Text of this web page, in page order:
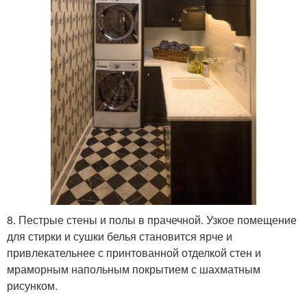
8. Пестрые стены и полы в прачечной. Узкое помещение
для стирки и сушки белья становится ярче и
привлекательнее с принтованной отделкой стен и
мраморным напольным покрытием с шахматным
рисунком.